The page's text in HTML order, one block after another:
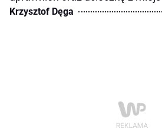
Krzysztof Dęga